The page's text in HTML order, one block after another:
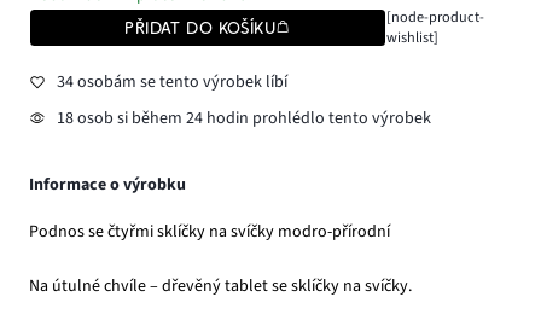
PŘIDAT DO KOŠÍKU
[node-product-
wishlist]
34 osobám se tento výrobek líbí
18 osob si během 24 hodin prohlédlo tento výrobek
Informace o výrobku
Podnos se čtyřmi sklíčky na svíčky modro-přírodní
Na útulné chvíle – dřevěný tablet se sklíčky na svíčky.